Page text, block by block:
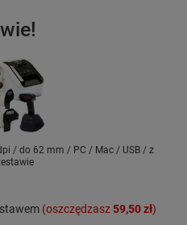
/ do 62 mm / PC / Mac / USB / z
(oszczędzasz59,50 zł)